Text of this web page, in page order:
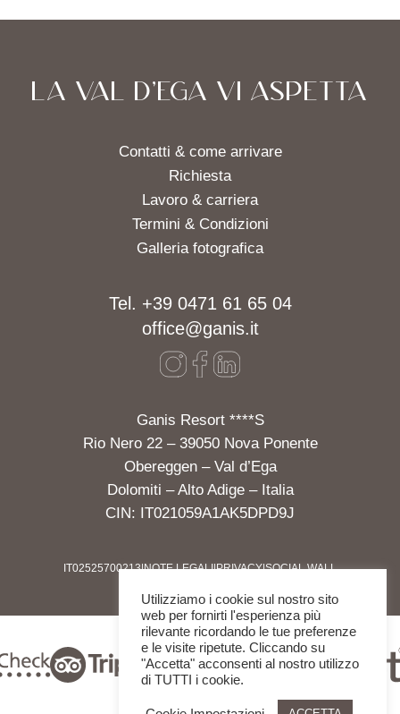
LA VAL D'EGA VI ASPETTA
Contatti & come arrivare
Richiesta
Lavoro & carriera
Termini & Condizioni
Galleria fotografica
Tel. +39 0471 61 65 04
office@ganis.it
Ganis Resort ****S
Rio Nero 22 – 39050 Nova Ponente
Obereggen – Val d’Ega
Dolomiti – Alto Adige – Italia
CIN: IT021059A1AK5DPD9J
IT02525700213|NOTE LEGALI|PRIVACY|SOCIAL WALL
Utilizziamo i cookie sul nostro sito
web per fornirti l'esperienza più
rilevante ricordando le tue preferenze
e le visite ripetute. Cliccando su
"Accetta" acconsenti al nostro utilizzo
di TUTTI i cookie.